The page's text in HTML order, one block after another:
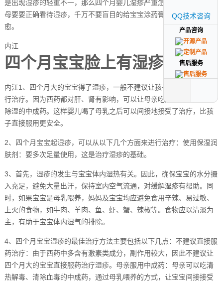
是出现湿疹的轻重不一，那么四个月婴儿湿疹严重怎么办？首先，父
母要要正确看待湿疹，千万不要盲目的给宝宝涂药膏，或者是任由自
愈。
内江
四个月宝宝脸上有湿疹怎么办
内江1、四个月大的宝宝得了湿疹，一般不建议让孩子直接服用药物进
行治疗。因为西药都对肝、肾有影响，可以让母亲吃清热解毒，清血
除湿的中成药。这样婴儿喝了母乳之后可以间接地接受了治疗，比孩
子直接服用更安全。
2、四个月宝宝起湿疹，可以从以下几个方面来进行治疗：使用保湿润
肤剂：要多次足量使用，这是治疗湿疹的基础。
3、首先，湿疹的发生与宝宝体内湿热有关。因此，确保宝宝的水分摄
入充足，避免大量出汗，保持室内空气流通，对缓解湿疹有帮助。同
时，如果宝宝是母乳喂养，妈妈及宝宝均应避免食用辛辣、易过敏、
上火的食物，如牛肉、羊肉、鱼、虾、蟹、辣椒等。食物应以清淡为
主，有助于宝宝体内湿气的排除。
4、四个月宝宝湿疹的最佳治疗方法主要包括以下几点：不建议直接服
药治疗：由于西药中多含有激素类成分，副作用较大，因此不建议让
四个月大的宝宝直接服药治疗湿疹。母亲服用中成药：母亲可以吃清
热解毒、清除血毒的中成药，通过母乳喂养的方式，让宝宝间接接受
QQ技术咨询
产品咨询
售后服务
QQ技术咨询
产品咨询
售后服务